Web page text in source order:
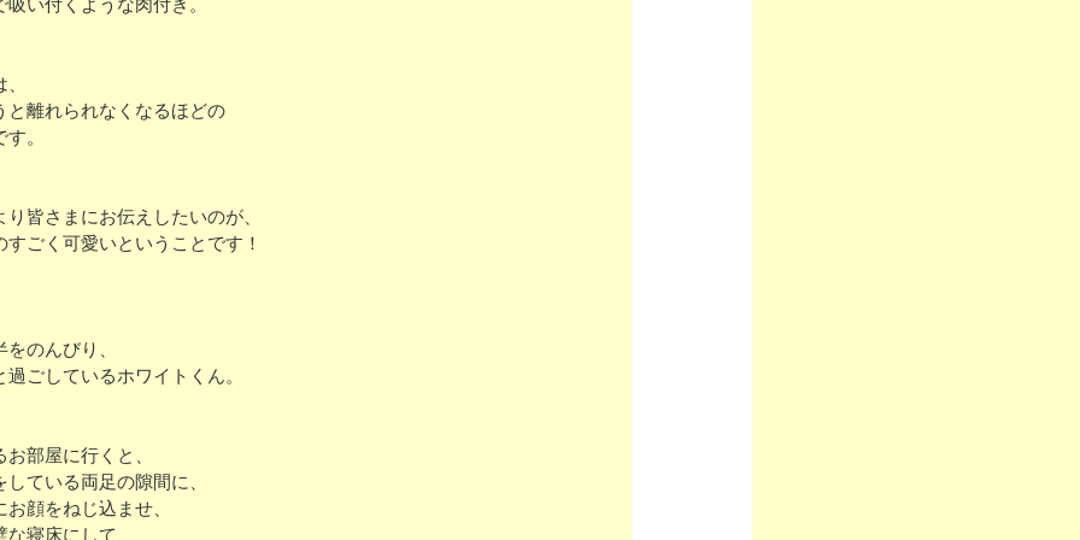
と離れられなくなるほどの
。
り皆さまにお伝えしたいのが、
すごく可愛いということです！
のんびり、
過ごしているホワイトくん。
部屋に行くと、
している両足の隙間に、
顔をねじ込ませ、
寝床にして、